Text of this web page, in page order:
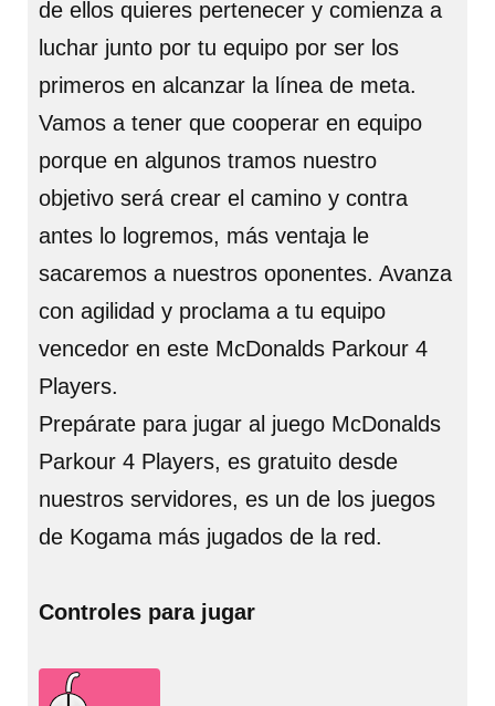
de ellos quieres pertenecer y comienza a
luchar junto por tu equipo por ser los
primeros en alcanzar la línea de meta.
Vamos a tener que cooperar en equipo
porque en algunos tramos nuestro
objetivo será crear el camino y contra
antes lo logremos, más ventaja le
sacaremos a nuestros oponentes. Avanza
con agilidad y proclama a tu equipo
vencedor en este McDonalds Parkour 4
Players.
Prepárate para jugar al juego McDonalds
Parkour 4 Players, es gratuito desde
nuestros servidores, es un de los juegos
de Kogama más jugados de la red.
Controles para jugar